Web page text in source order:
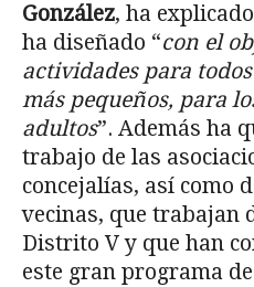
González, ha
ha diseñado “con el
actividades para
más pequeños, para
adultos”. Además ha
trabajo de las
concejalías, así como
vecinas, que trabajan
Distrito V y que han
este gran programa